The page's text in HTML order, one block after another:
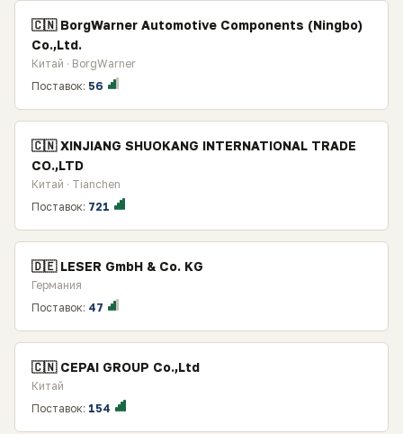
🇨🇳 BorgWarner Automotive Components (Ningbo)
Co.,Ltd.
Китай · BorgWarner
Поставок: 56
🇨🇳 XINJIANG SHUOKANG INTERNATIONAL TRADE
CO.,LTD
Китай · Tianchen
Поставок: 721
🇩🇪 LESER GmbH & Co. KG
Германия
Поставок: 47
🇨🇳 CEPAI GROUP Co.,Ltd
Китай
Поставок: 154